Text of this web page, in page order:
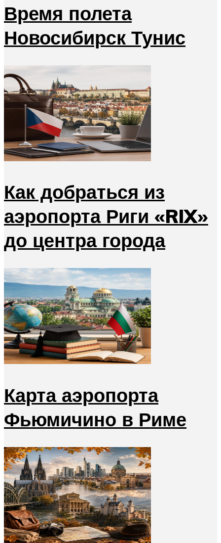
Время полета
Новосибирск Тунис
Как добраться из
аэропорта Риги «RIX»
до центра города
Карта аэропорта
Фьюмичино в Риме